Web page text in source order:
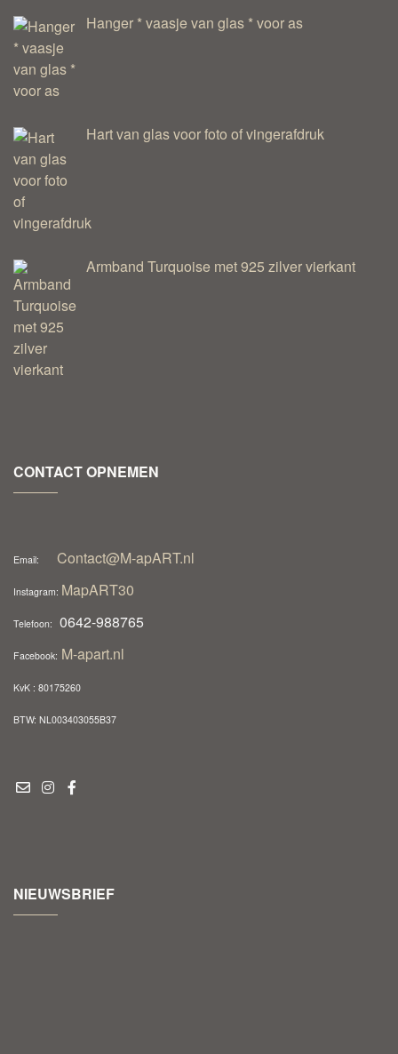
Hanger * vaasje van glas * voor as
Hart van glas voor foto of vingerafdruk
Armband Turquoise met 925 zilver vierkant
CONTACT OPNEMEN
Email: Contact@M-apART.nl
Instagram: MapART30
Telefoon: 0642-988765
Facebook: M-apart.nl
KvK : 80175260
BTW: NL003403055B37
NIEUWSBRIEF